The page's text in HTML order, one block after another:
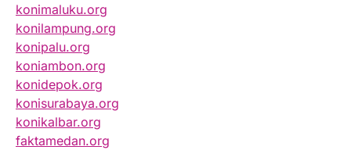
konimaluku.org
konilampung.org
konipalu.org
koniambon.org
konidepok.org
konisurabaya.org
konikalbar.org
faktamedan.org